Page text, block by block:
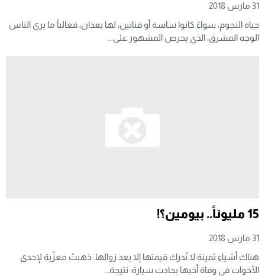
31 مارس 2018
حياة النجوم، سواءً كانوا ساسة أو فنانين، لها بعدان، فغالباً ما يرى الناس
الوجه المشرق، الذي يحرص المشهور على...
15 مليوناً.. بيومين؟!
31 مارس 2018
هناك أشياء ثمينة لا نُدرك قيمتها إلا بعد زوالها. ذهبتُ معزّية لإحدى
الأخوات في وفاة أخيها بحادث سيارة؛ نتيجة...